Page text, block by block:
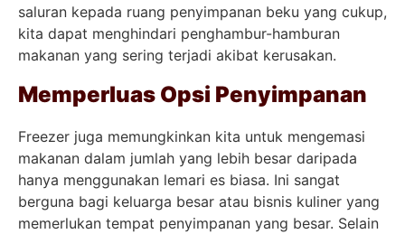
saluran kepada ruang penyimpanan beku yang cukup,
kita dapat menghindari penghambur-hamburan
makanan yang sering terjadi akibat kerusakan.
Memperluas Opsi Penyimpanan
Freezer juga memungkinkan kita untuk mengemasi
makanan dalam jumlah yang lebih besar daripada
hanya menggunakan lemari es biasa. Ini sangat
berguna bagi keluarga besar atau bisnis kuliner yang
memerlukan tempat penyimpanan yang besar. Selain